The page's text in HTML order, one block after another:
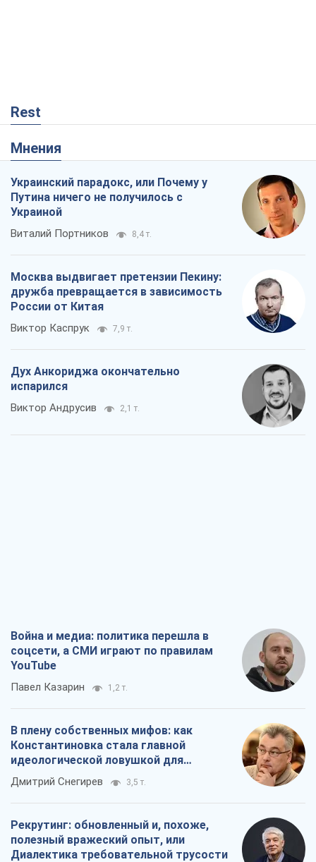
Rest
Мнения
Украинский парадокс, или Почему у
Путина ничего не получилось с
Украиной
Виталий Портников 8,4 т.
Москва выдвигает претензии Пекину:
дружба превращается в зависимость
России от Китая
Виктор Каспрук 7,9 т.
Дух Анкориджа окончательно
испарился
Виктор Андрусив 2,1 т.
Война и медиа: политика перешла в
соцсети, а СМИ играют по правилам
YouTube
Павел Казарин 1,2 т.
В плену собственных мифов: как
Константиновка стала главной
идеологической ловушкой для
российских оккупантов
Дмитрий Снегирев 3,5 т.
Рекрутинг: обновленный и, похоже,
полезный вражеский опыт, или
Диалектика требовательной трусости